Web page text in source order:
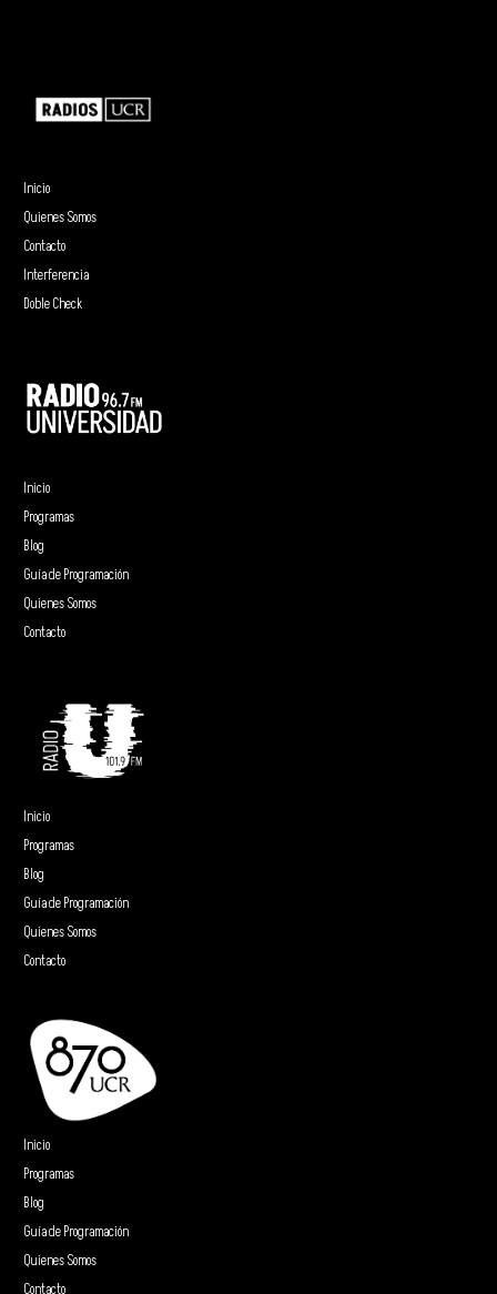
Inicio
Quienes Somos
Contacto
Interferencia
Doble Check
Inicio
Programas
Blog
Guía de Programación
Quienes Somos
Contacto
Inicio
Programas
Blog
Guía de Programación
Quienes Somos
Contacto
Inicio
Programas
Blog
Guía de Programación
Quienes Somos